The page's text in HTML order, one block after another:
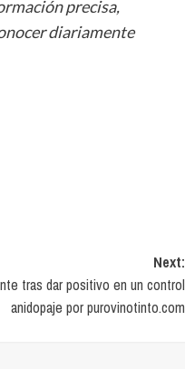
precisa,
diariamente
Next:
tras dar positivo en un control
anidopaje por purovinotinto.com